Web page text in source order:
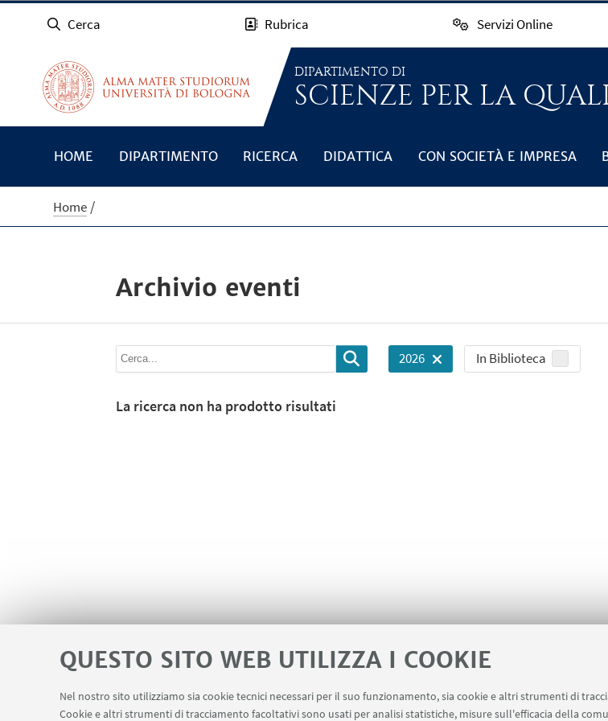
QUESTO SITO WEB UTILIZZA I COOKIE
Nel nostro sito utilizziamo sia cookie tecnici necessari per il suo funzionamento, sia cookie e altri strumenti di
Cookie e altri strumenti di tracciamento facoltativi sono usati per analisi statistiche, misure sull'efficacia della
Cerca Rubrica Servizi Online
DIPARTIMENTO DI
SCIENZE PER LA
HOME DIPARTIMENTO RICERCA DIDATTICA CON SOCIETÀ E IMPRESA
Home
Archivio eventi
2026 In Biblioteca
La ricerca non ha prodotto risultati
LINK UTILI Area riservata